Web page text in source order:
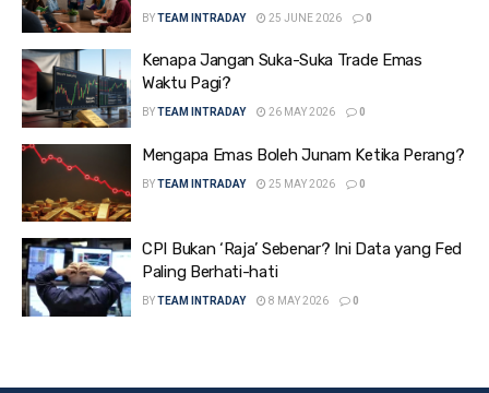
BYTEAM INTRADAY 25 JUNE 2026 0
Kenapa Jangan Suka-Suka Trade Emas
Waktu Pagi?
BYTEAM INTRADAY 26 MAY 2026 0
Mengapa Emas Boleh Junam Ketika Perang?
BYTEAM INTRADAY 25 MAY 2026 0
CPI Bukan ‘Raja’ Sebenar? Ini Data yang Fed
Paling Berhati-hati
BYTEAM INTRADAY 8 MAY 2026 0